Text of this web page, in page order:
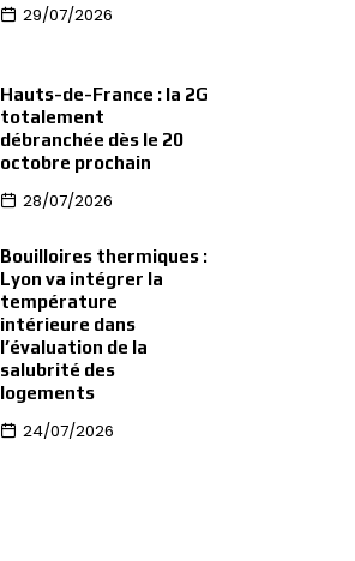
29/07/2026
Hauts-de-France : la 2G
totalement
débranchée dès le 20
octobre prochain
28/07/2026
Bouilloires thermiques :
Lyon va intégrer la
température
intérieure dans
l’évaluation de la
salubrité des
logements
24/07/2026